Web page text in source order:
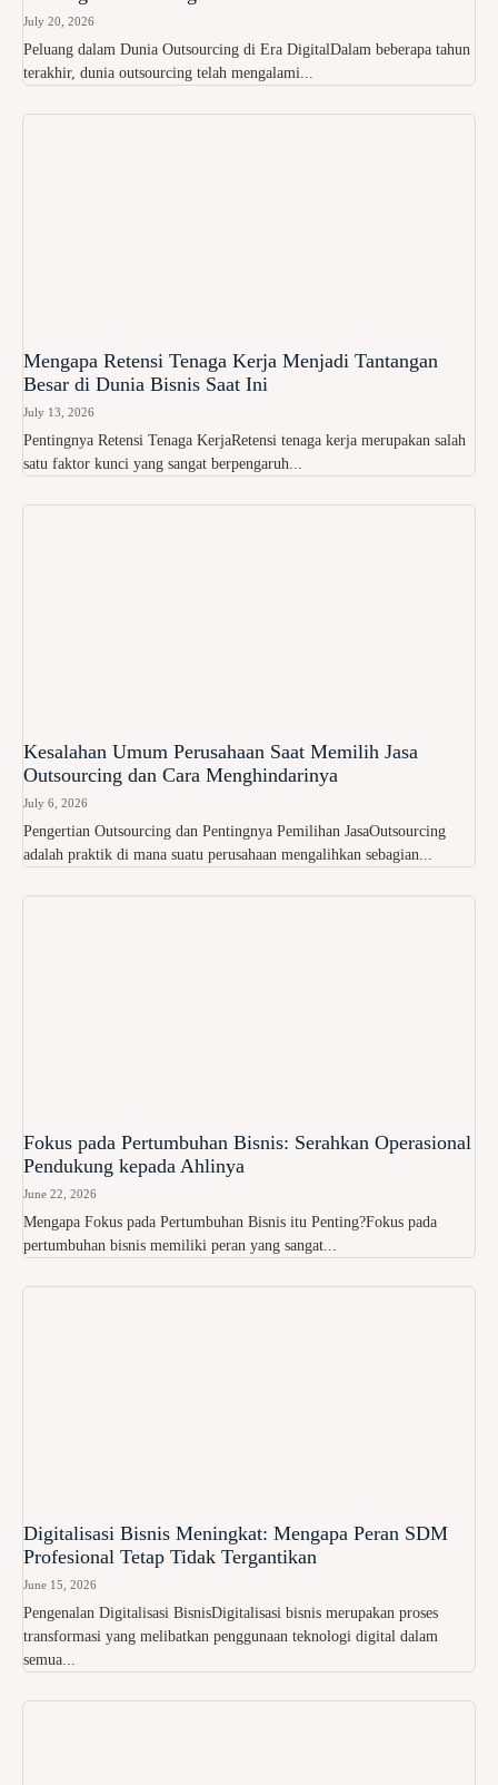
July 20, 2026
Peluang dalam Dunia Outsourcing di Era DigitalDalam beberapa tahun
terakhir, dunia outsourcing telah mengalami...
Mengapa Retensi Tenaga Kerja Menjadi Tantangan
Besar di Dunia Bisnis Saat Ini
July 13, 2026
Pentingnya Retensi Tenaga KerjaRetensi tenaga kerja merupakan salah
satu faktor kunci yang sangat berpengaruh...
Kesalahan Umum Perusahaan Saat Memilih Jasa
Outsourcing dan Cara Menghindarinya
July 6, 2026
Pengertian Outsourcing dan Pentingnya Pemilihan JasaOutsourcing
adalah praktik di mana suatu perusahaan mengalihkan sebagian...
Fokus pada Pertumbuhan Bisnis: Serahkan Operasional
Pendukung kepada Ahlinya
June 22, 2026
Mengapa Fokus pada Pertumbuhan Bisnis itu Penting?Fokus pada
pertumbuhan bisnis memiliki peran yang sangat...
Digitalisasi Bisnis Meningkat: Mengapa Peran SDM
Profesional Tetap Tidak Tergantikan
June 15, 2026
Pengenalan Digitalisasi BisnisDigitalisasi bisnis merupakan proses
transformasi yang melibatkan penggunaan teknologi digital dalam
semua...